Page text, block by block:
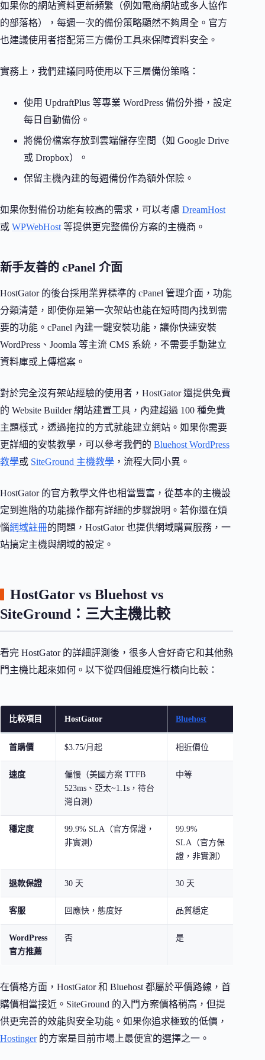
如果你的網站資料更新頻繁（例如電商網站或多人協作
的部落格），每週一次的備份策略顯然不夠周全。官方
也建議使用者搭配第三方備份工具來保障資料安全。
實務上，我們建議同時使用以下三層備份策略：
使用 UpdraftPlus 等專業 WordPress 備份外掛，設定
每日自動備份。
將備份檔案存放到雲端儲存空間（如 Google Drive
或 Dropbox）。
保留主機內建的每週備份作為額外保險。
如果你對備份功能有較高的需求，可以考慮 DreamHost
或 WPWebHost 等提供更完整備份方案的主機商。
新手友善的 cPanel 介面
HostGator 的後台採用業界標準的 cPanel 管理介面，功能
分類清楚，即使你是第一次架站也能在短時間內找到需
要的功能。cPanel 內建一鍵安裝功能，讓你快速安裝
WordPress、Joomla 等主流 CMS 系統，不需要手動建立
資料庫或上傳檔案。
對於完全沒有架站經驗的使用者，HostGator 還提供免費
的 Website Builder 網站建置工具，內建超過 100 種免費
主題樣式，透過拖拉的方式就能建立網站。如果你需要
更詳細的安裝教學，可以參考我們的 Bluehost WordPress
教學或 SiteGround 主機教學 ，流程大同小異。
HostGator 的官方教學文件也相當豐富，從基本的主機設
定到進階的功能操作都有詳細的步驟說明。若你還在煩
惱網域註冊的問題，HostGator 也提供網域購買服務，一
站搞定主機與網域的設定。
HostGator vs Bluehost vs
SiteGround：三大主機比較
看完 HostGator 的詳細評測後，很多人會好奇它和其他熱
門主機比起來如何。以下從四個維度進行橫向比較：
比較項目 HostGator Bluehost
首購價 $3.75/月起 相近價位
速度
偏慢（美國方案 TTFB
523ms、亞太~1.1s，待台
灣自測）
中等
穩定度
99.9% SLA（官方保證，
非實測）
99.9%
SLA（官方保
證，非實測）
退款保證 30 天 30 天
客服 回應快，態度好 品質穩定
WordPress
官方推薦
否 是
在價格方面，HostGator 和 Bluehost 都屬於平價路線，首
購價相當接近。SiteGround 的入門方案價格稍高，但提
供更完善的效能與安全功能。如果你追求極致的低價，
Hostinger的方案是目前市場上最便宜的選擇之一。